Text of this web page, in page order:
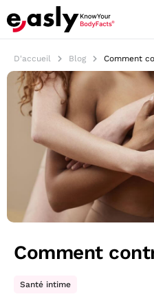
D'accueil Blog Comment
Comment
Santé intime